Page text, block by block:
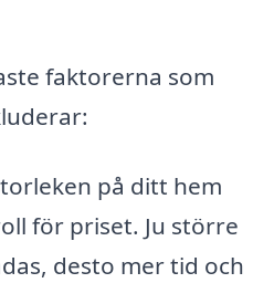
faktorerna som
på ditt hem
för priset. Ju större
desto mer tid och